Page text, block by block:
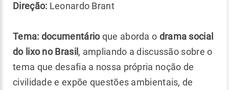
Direção: Leonardo Brant
Tema: documentárioque aborda o drama social
do lixo no Brasil , ampliando a discussão sobre o
tema que desafia a nossa própria noção de
civilidade e expõe questões ambientais, de